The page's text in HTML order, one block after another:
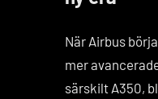
När Airbus
mer
särskilt A350,